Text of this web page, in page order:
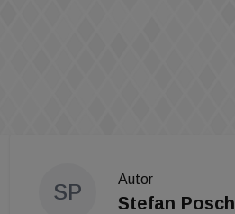
SP
Autor
Stefan Posch